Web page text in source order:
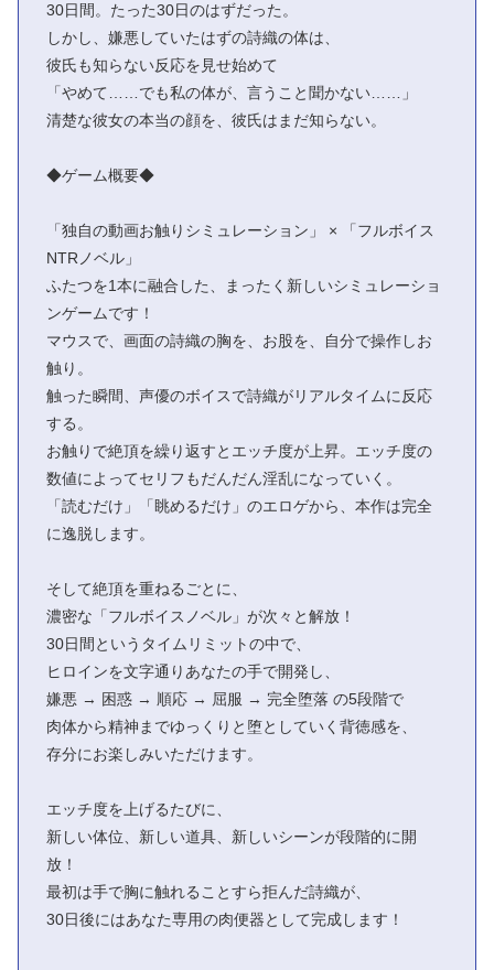
30日間。たった30日のはずだった。
しかし、嫌悪していたはずの詩織の体は、
彼氏も知らない反応を見せ始めて
「やめて……でも私の体が、言うこと聞かない……」
清楚な彼女の本当の顔を、彼氏はまだ知らない。
◆ゲーム概要◆
「独自の動画お触りシミュレーション」 × 「フルボイス
NTRノベル」
ふたつを1本に融合した、まったく新しいシミュレーショ
ンゲームです！
マウスで、画面の詩織の胸を、お股を、自分で操作しお
触り。
触った瞬間、声優のボイスで詩織がリアルタイムに反応
する。
お触りで絶頂を繰り返すとエッチ度が上昇。エッチ度の
数値によってセリフもだんだん淫乱になっていく。
「読むだけ」「眺めるだけ」のエロゲから、本作は完全
に逸脱します。
そして絶頂を重ねるごとに、
濃密な「フルボイスノベル」が次々と解放！
30日間というタイムリミットの中で、
ヒロインを文字通りあなたの手で開発し、
嫌悪 → 困惑 → 順応 → 屈服 → 完全堕落 の5段階で
肉体から精神までゆっくりと堕としていく背徳感を、
存分にお楽しみいただけます。
エッチ度を上げるたびに、
新しい体位、新しい道具、新しいシーンが段階的に開
放！
最初は手で胸に触れることすら拒んだ詩織が、
30日後にはあなた専用の肉便器として完成します！